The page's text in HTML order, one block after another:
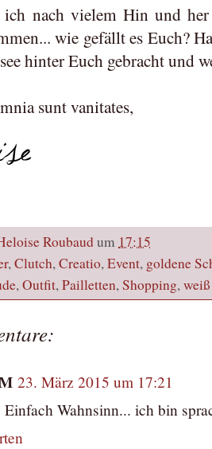
nach vielem Hin und
wie gefällt es Euch?
hinter Euch gebracht und
sunt vanitates,
Roubaudum 17:15
,Clutch,Creatio,Event, goldene
,Outfit,Pailletten,Shopping,weiß
23. März 2015 um 17:21
Wahnsinn... ich bin